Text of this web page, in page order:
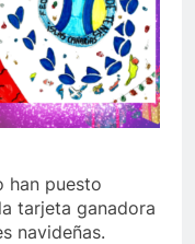
han puesto
tarjeta ganadora
navideñas.